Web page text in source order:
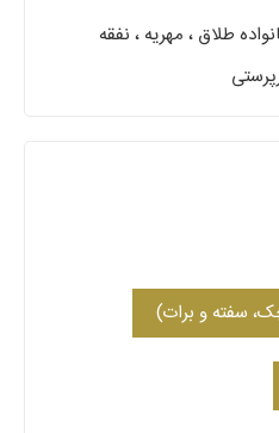
طلاق ، مهریه ، نفقه
سفته و برات)